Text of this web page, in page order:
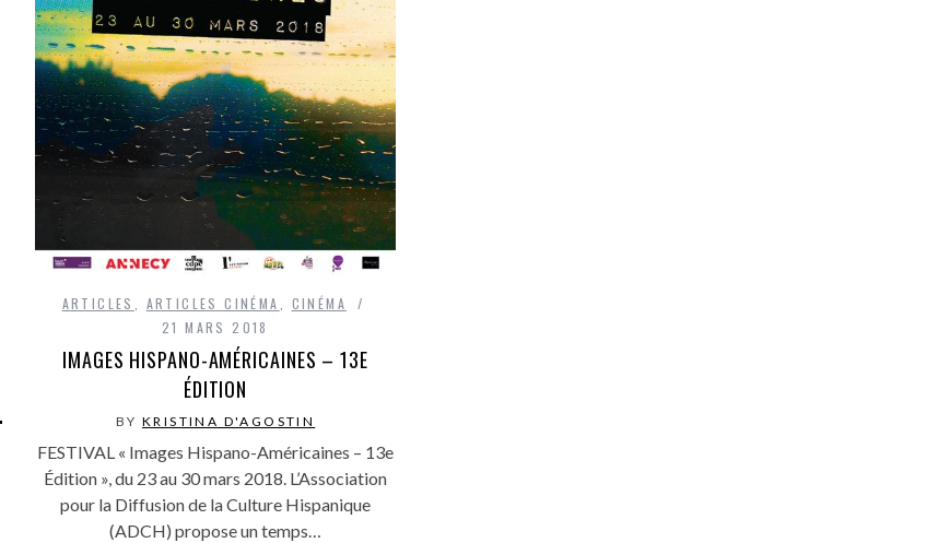
ARTICLES ARTICLES CINÉMA
CINÉMA
21 MARS 2018
IMAGES HISPANO-AMÉRICAINES – 13E
ÉDITION
BY KRISTINA D'AGOSTIN
FESTIVAL « Images Hispano-Américaines – 13e
Édition », du 23 au 30 mars 2018. L’Association
pour la Diffusion de la Culture Hispanique
(ADCH) propose un temps…